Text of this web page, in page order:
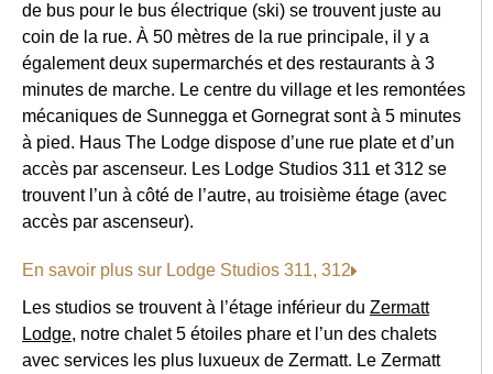
de bus pour le bus électrique (ski) se trouvent juste au
coin de la rue. À 50 mètres de la rue principale, il y a
également deux supermarchés et des restaurants à 3
minutes de marche. Le centre du village et les remontées
mécaniques de Sunnegga et Gornegrat sont à 5 minutes
à pied. Haus The Lodge dispose d’une rue plate et d’un
accès par ascenseur. Les Lodge Studios 311 et 312 se
trouvent l’un à côté de l’autre, au troisième étage (avec
accès par ascenseur).
En savoir plus sur Lodge Studios 311, 312
Les studios se trouvent à l’étage inférieur du Zermatt
Lodge, notre chalet 5 étoiles phare et l’un des chalets
avec services les plus luxueux de Zermatt. Le Zermatt